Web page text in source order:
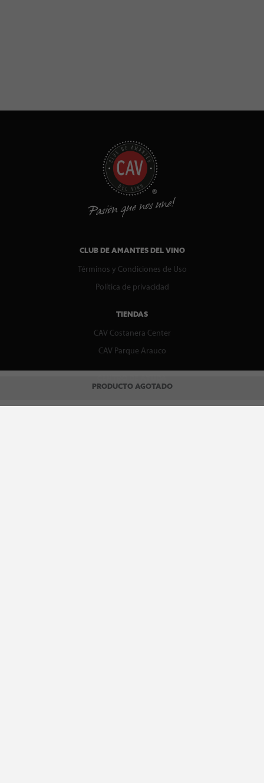
PRODUCTO AGOTADO
CLUB DE AMANTES DEL VINO
Términos y Condiciones de Uso
Política de privacidad
TIENDAS
CAV Costanera Center
CAV Parque Arauco